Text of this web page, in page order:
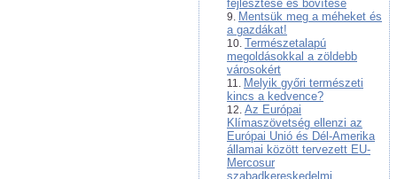
fejlesztése és bővítése
Mentsük meg a méheket és
a gazdákat!
Természetalapú
megoldásokkal a zöldebb
városokért
Melyik győri természeti
kincs a kedvence?
Az Európai
Klímaszövetség ellenzi az
Európai Unió és Dél-Amerika
államai között tervezett EU-
Mercosur
szabadkereskedelmi